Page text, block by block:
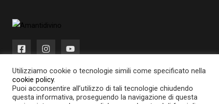
Utilizziamo cookie o tecnologie simili come specificato nella
cookie policy.
Puoi acconsentire all’utilizzo di tali tecnologie chiudendo
questa informativa, proseguendo la navigazione di questa